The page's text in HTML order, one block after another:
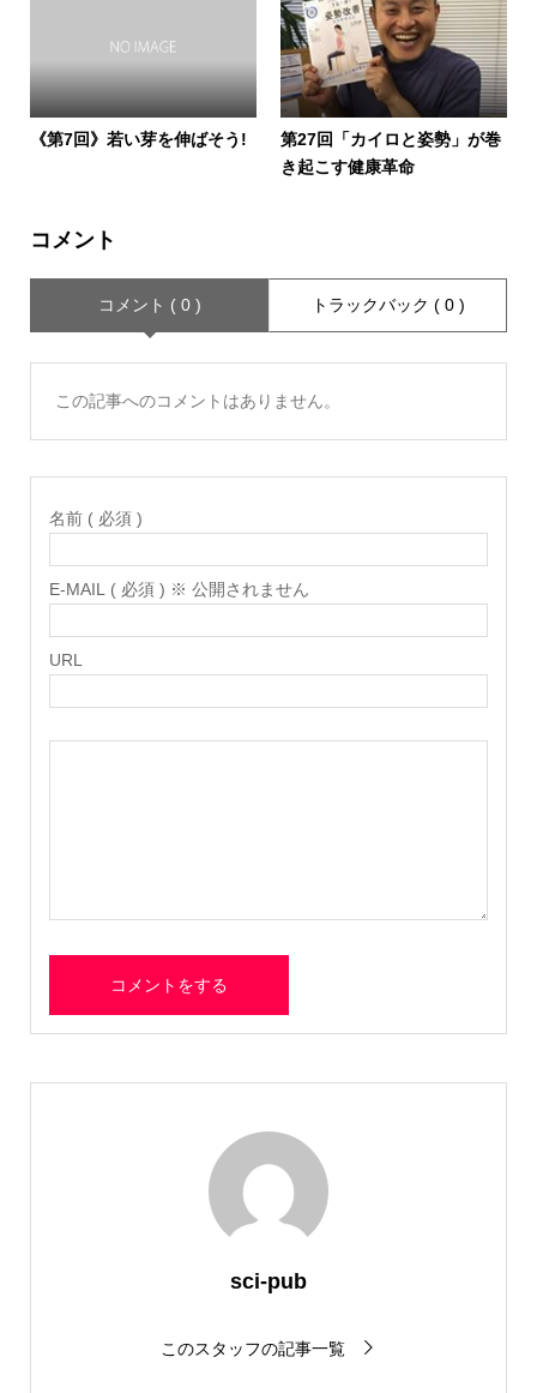
《第7回》若い芽を伸ばそう!
第27回「カイロと姿勢」が巻
き起こす健康革命
コメント
コメント ( 0 ) トラックバック ( 0 )
この記事へのコメントはありません。
名前 ( 必須 )
E-MAIL ( 必須 ) ※ 公開されません
URL
sci-pub
このスタッフの記事一覧